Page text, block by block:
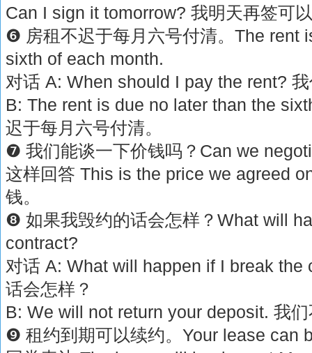
Can I sign it tomorrow? 我明天再签可
❻ 房租不迟于每月六号付清。The rent
sixth of each month.
对话 A: When should I pay the rent?
B: The rent is due no later than the
迟于每月六号付清。
❼ 我们能谈一下价钱吗？Can we
这样回答 This is the price we agreed
钱。
❽ 如果我毁约的话会怎样？What will
contract?
对话 A: What will happen if I break the
话会怎样？
B: We will not return your deposit. 我
❾ 租约到期可以续约。Your lease can